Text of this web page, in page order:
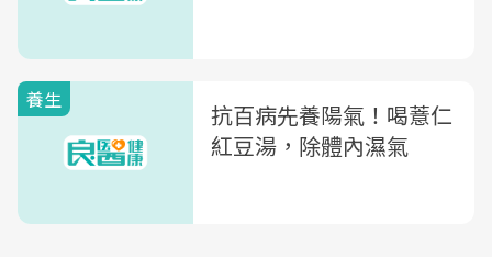
養生
抗百病先養陽氣！喝薏仁
紅豆湯，除體內濕氣